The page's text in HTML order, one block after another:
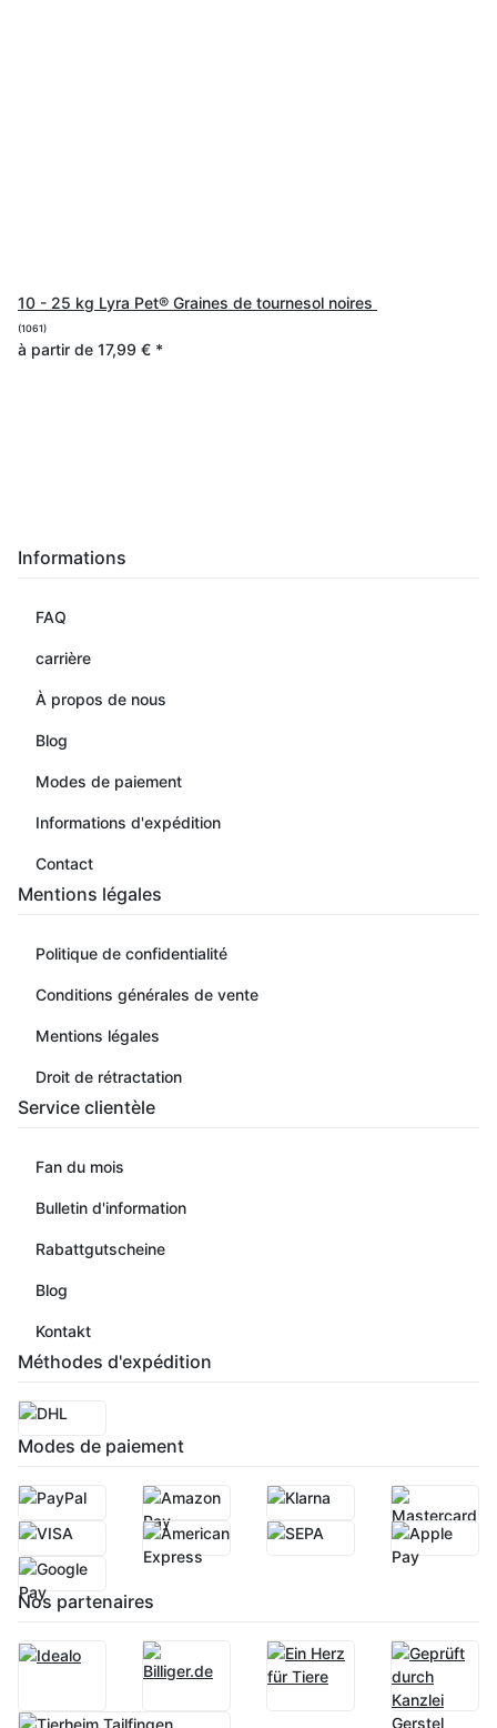
10 - 25 kg Lyra Pet® Graines de tournesol noires
(1061)
à partir de 17,99 € *
Informations
FAQ
carrière
À propos de nous
Blog
Modes de paiement
Informations d'expédition
Contact
Mentions légales
Politique de confidentialité
Conditions générales de vente
Mentions légales
Droit de rétractation
Service clientèle
Fan du mois
Bulletin d'information
Rabattgutscheine
Blog
Kontakt
Méthodes d'expédition
Modes de paiement
Nos partenaires